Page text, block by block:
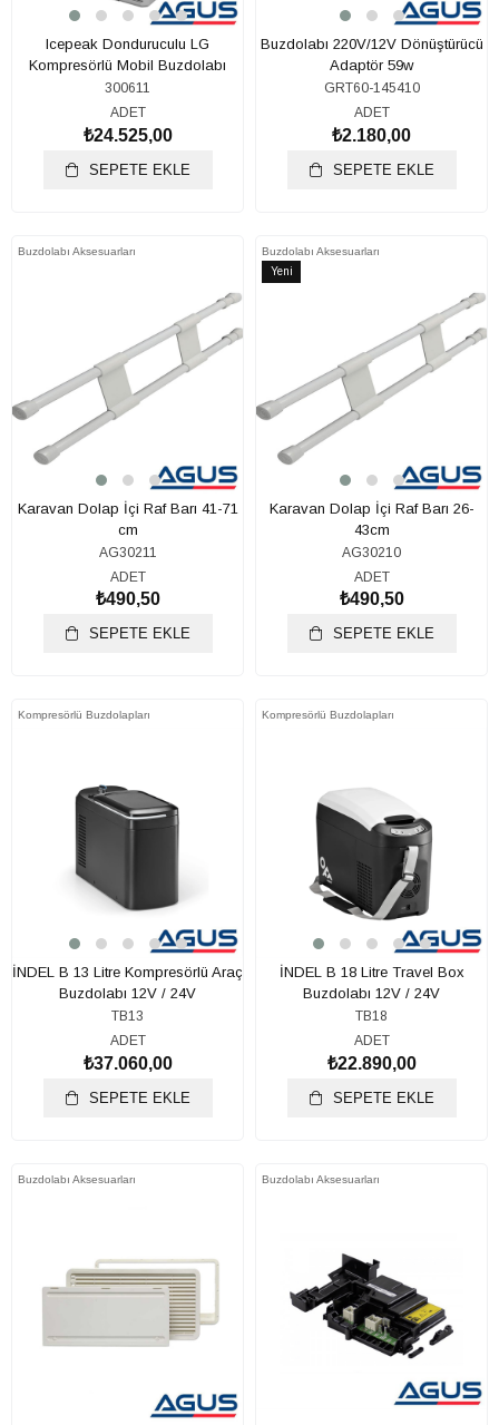
Icepeak Donduruculu LG
Kompresörlü Mobil Buzdolabı
12/24/220V 50 Litre
300611
ADET
₺24.525,00
SEPETE EKLE
Buzdolabı 220V/12V Dönüştürücü
Adaptör 59w
GRT60-145410
ADET
₺2.180,00
SEPETE EKLE
Buzdolabı Aksesuarları
Karavan Dolap İçi Raf Barı 41-71
cm
AG30211
ADET
₺490,50
SEPETE EKLE
Buzdolabı Aksesuarları
Yeni
Karavan Dolap İçi Raf Barı 26-
43cm
AG30210
ADET
₺490,50
SEPETE EKLE
Kompresörlü Buzdolapları
İNDEL B 13 Litre Kompresörlü Araç
Buzdolabı 12V / 24V
TB13
ADET
₺37.060,00
SEPETE EKLE
Kompresörlü Buzdolapları
İNDEL B 18 Litre Travel Box
Buzdolabı 12V / 24V
TB18
ADET
₺22.890,00
SEPETE EKLE
Buzdolabı Aksesuarları Buzdolabı Aksesuarları